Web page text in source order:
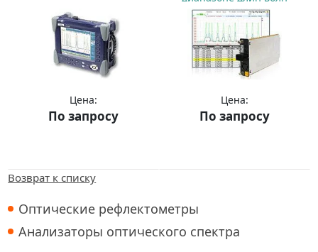
Оптические рефлектометры
Анализаторы оптического спектра
Цена:
По запросу
Цена:
По запросу
Возврат к списку